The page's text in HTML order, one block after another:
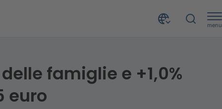
menu
famiglie e +1,0%
euro